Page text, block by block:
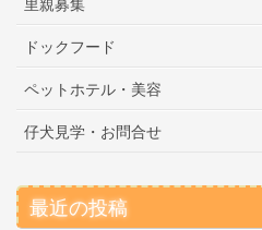
里親募集
ドックフード
ペットホテル・美容
仔犬見学・お問合せ
最近の投稿